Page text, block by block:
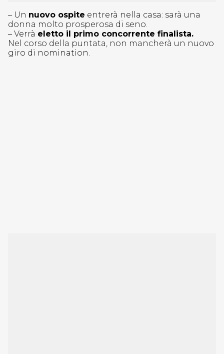
– Un nuovo ospite entrerà nella casa: sarà una
donna molto prosperosa di seno.
– Verrà eletto il primo concorrente finalista.
Nel corso della puntata, non mancherà un nuovo
giro di nomination.